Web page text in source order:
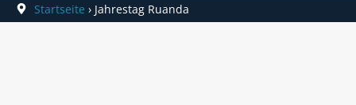
Startseite › Jahrestag Ruanda